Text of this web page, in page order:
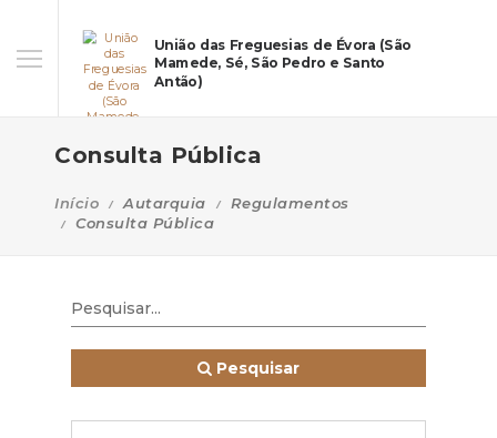
União das Freguesias de Évora (São
Mamede, Sé, São Pedro e Santo
Antão)
Consulta Pública
Início Autarquia
Regulamentos
Consulta Pública
Pesquisar